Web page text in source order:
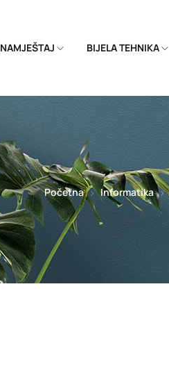
NAMJEŠTAJ BIJELA TEHNIKA
Početna Informatika